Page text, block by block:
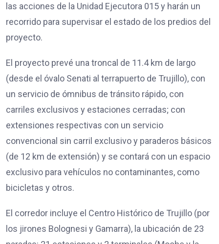
las acciones de la Unidad Ejecutora 015 y harán un
recorrido para supervisar el estado de los predios del
proyecto.
El proyecto prevé una troncal de 11.4 km de largo
(desde el óvalo Senati al terrapuerto de Trujillo), con
un servicio de ómnibus de tránsito rápido, con
carriles exclusivos y estaciones cerradas; con
extensiones respectivas con un servicio
convencional sin carril exclusivo y paraderos básicos
(de 12 km de extensión) y se contará con un espacio
exclusivo para vehículos no contaminantes, como
bicicletas y otros.
El corredor incluye el Centro Histórico de Trujillo (por
los jirones Bolognesi y Gamarra), la ubicación de 23